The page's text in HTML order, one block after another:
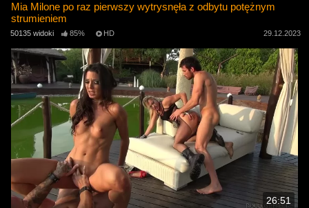
Mia Milone po raz pierwszy wytrysnęła z odbytu potężnym
strumieniem
50135 widoki 85% HD 29.12.2023
26:51